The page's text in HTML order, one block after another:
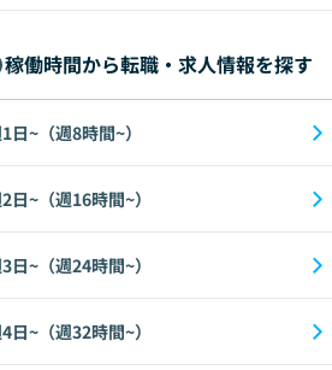
稼働時間から転職・求人情報を探す
日~（週8時間~）
日~（週16時間~）
日~（週24時間~）
日~（週32時間~）